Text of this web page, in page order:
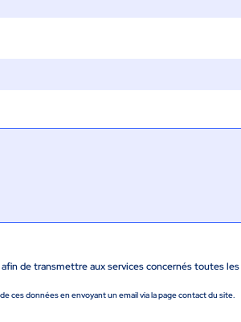
de transmettre aux services concernés toutes
ces données en envoyant un email via la page contact du site.